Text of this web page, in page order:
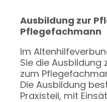
Ausbildung zur
Pflegefachmann
Im
Sie die
zum
Die Ausbildung
Praxisteil, mit